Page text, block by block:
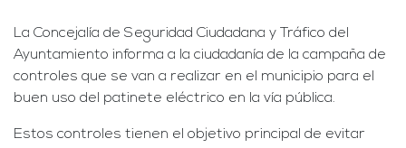
La Concejalía de Seguridad Ciudadana y Tráfico del
Ayuntamiento informa a la ciudadanía de la campaña de
controles que se van a realizar en el municipio para el
buen uso del patinete eléctrico en la vía pública.
Estos controles tienen el objetivo principal de evitar